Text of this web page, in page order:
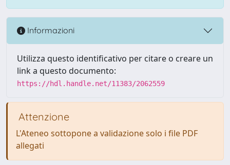
Informazioni
Utilizza questo identificativo per citare o creare un
link a questo documento:
https://hdl.handle.net/11383/2062559
Attenzione
L'Ateneo sottopone a validazione solo i file PDF
allegati